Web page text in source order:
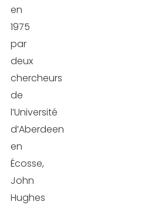
en
1975
par
deux
chercheurs
de
l’Université
d’Aberdeen
en
Écosse,
John
Hughes